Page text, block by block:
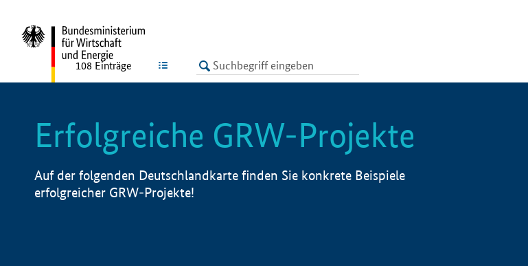
LISTE
108 Einträge
Erfolgreiche GRW-Projekte
Auf der folgenden Deutschlandkarte finden Sie konkrete Beispiele
erfolgreicher GRW-Projekte!